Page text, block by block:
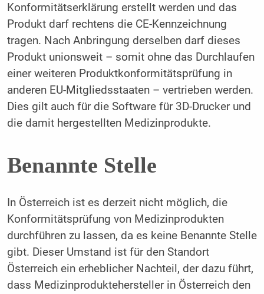
Konformitätserklärung erstellt werden und das
Produkt darf rechtens die CE-Kennzeichnung
tragen. Nach Anbringung derselben darf dieses
Produkt unionsweit – somit ohne das Durchlaufen
einer weiteren Produktkonformitätsprüfung in
anderen EU-Mitgliedsstaaten – vertrieben werden.
Dies gilt auch für die Software für 3D-Drucker und
die damit hergestellten Medizinprodukte.
Benannte Stelle
In Österreich ist es derzeit nicht möglich, die
Konformitätsprüfung von Medizinprodukten
durchführen zu lassen, da es keine Benannte Stelle
gibt. Dieser Umstand ist für den Standort
Österreich ein erheblicher Nachteil, der dazu führt,
dass Medizinproduktehersteller in Österreich den